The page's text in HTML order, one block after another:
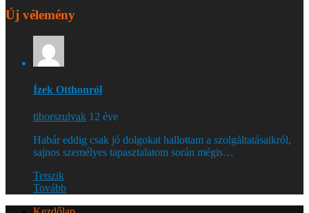
Új vélemény
Ízek Otthonról
tiborszulyak 12 éve
Habár eddig csak jó dolgokat hallottam a szolgáltatásaikról,
sajnos személyes tapasztalatom során mégis…
Tetszik
Tovább